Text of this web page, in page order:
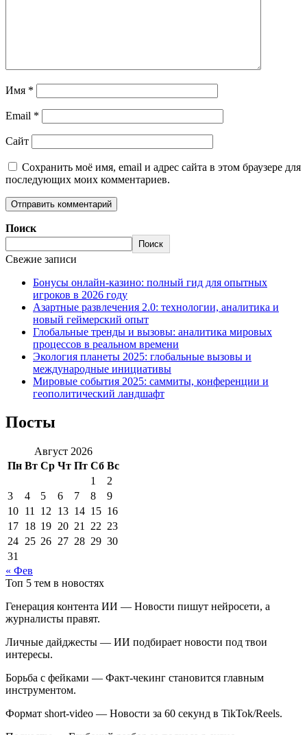
Имя *
Email *
Сайт
Сохранить моё имя, email и адрес сайта в этом браузере для
последующих моих комментариев.
Поиск
Поиск
Свежие записи
Бонусы онлайн-казино: полный гид для опытных
игроков в 2026 году
Азартные развлечения 2.0: технологии, аналитика и
новый геймерский опыт
Глобальные тренды и вызовы: аналитика мировых
процессов в реальном времени
Экология планеты 2025: глобальные вызовы и
международные инициативы
Мировые события 2025: саммиты, конференции и
геополитический ландшафт
Посты
Август 2026
Пн Вт Ср Чт Пт Сб Вс
1
2
3
4 5 6 7 8
9
10 11 12 13 14 15 16
17 18 19 20 21 22 23
24 25 26 27 28 29 30
31
« Фев
Топ 5 тем в новостях
Генерация контента ИИ — Новости пишут нейросети, а
журналисты правят.
Личные дайджесты — ИИ подбирает новости под твои
интересы.
Борьба с фейками — Факт-чекинг становится главным
инструментом.
Формат short-video — Новости за 60 секунд в TikTok/Reels.